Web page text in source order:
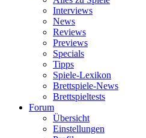
Interviews
News
Reviews
Previews
Specials
Tipps
Spiele-Lexikon
Brettspiele-News
Brettspieltests
Forum
Übersicht
Einstellungen